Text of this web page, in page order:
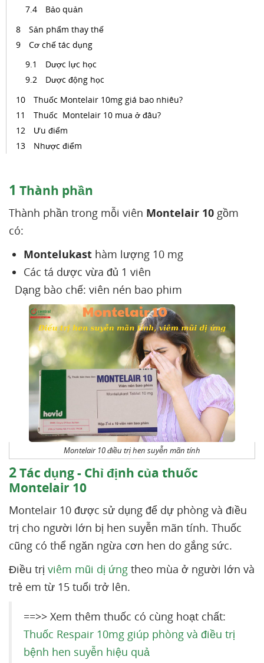
Bảo quản
Sản phẩm thay thế
Cơ chế tác dụng
Dược lực học
Dược động học
Thuốc Montelair 10mg giá bao nhiêu?
Thuốc Montelair 10 mua ở đâu?
Ưu điểm
Nhược điểm
1 Thành phần
Thành phần trong mỗi viên Montelair 10 gồm
có:
Montelukast hàm lượng 10 mg
Các tá dược vừa đủ 1 viên
Dạng bào chế: viên nén bao phim
Montelair 10 điều trị hen suyễn mãn tính
2Tác dụng - Chỉ định của thuốc
Montelair 10
Montelair 10 được sử dụng để dự phòng và điều
trị cho người lớn bị hen suyễn mãn tính. Thuốc
cũng có thể ngăn ngừa cơn hen do gắng sức.
Điều trị viêm mũi dị ứng theo mùa ở người lớn và
trẻ em từ 15 tuổi trở lên.
==>> Xem thêm thuốc có cùng hoạt chất:
Thuốc Respair 10mg giúp phòng và điều trị
bệnh hen suyễn hiệu quả